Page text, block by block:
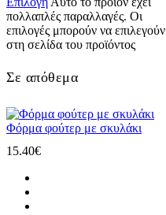
πολλαπλές παραλλαγές. Οι
επιλογές μπορούν να επιλεγούν
στη σελίδα του προϊόντος
Σε απόθεμα
Φόρμα φούτερ με σκυλάκι
15.40€